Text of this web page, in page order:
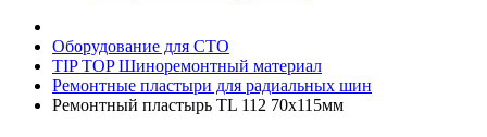
Оборудование для СТО
TIP TOP Шиноремонтный материал
Ремонтные пластыри для радиальных шин
Ремонтный пластырь TL 112 70х115мм